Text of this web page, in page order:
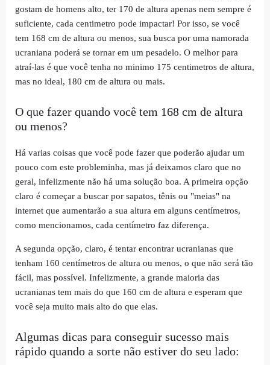
gostam de homens alto, ter 170 de altura apenas nem sempre é
suficiente, cada centimetro pode impactar! Por isso, se você
tem 168 cm de altura ou menos, sua busca por uma namorada
ucraniana poderá se tornar em um pesadelo. O melhor para
atraí-las é que você tenha no minimo 175 centimetros de altura,
mas no ideal, 180 cm de altura ou mais.
O que fazer quando você tem 168 cm de altura
ou menos?
Há varias coisas que você pode fazer que poderão ajudar um
pouco com este probleminha, mas já deixamos claro que no
geral, infelizmente não há uma solução boa. A primeira opção
claro é começar a buscar por sapatos, tênis ou "meias" na
internet que aumentarão a sua altura em alguns centímetros,
como mencionamos, cada centímetro faz diferença.
A segunda opção, claro, é tentar encontrar ucranianas que
tenham 160 centímetros de altura ou menos, o que não será tão
fácil, mas possível. Infelizmente, a grande maioria das
ucranianas tem mais do que 160 cm de altura e esperam que
você seja muito mais alto do que elas.
Algumas dicas para conseguir sucesso mais
rápido quando a sorte não estiver do seu lado: